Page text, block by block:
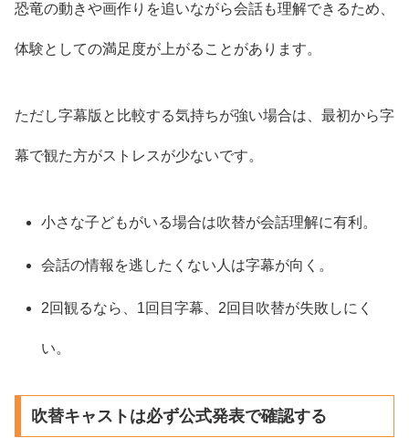
恐竜の動きや画作りを追いながら会話も理解できるため、
体験としての満足度が上がることがあります。
ただし字幕版と比較する気持ちが強い場合は、最初から字
幕で観た方がストレスが少ないです。
小さな子どもがいる場合は吹替が会話理解に有利。
会話の情報を逃したくない人は字幕が向く。
2回観るなら、1回目字幕、2回目吹替が失敗しにく
い。
吹替キャストは必ず公式発表で確認する